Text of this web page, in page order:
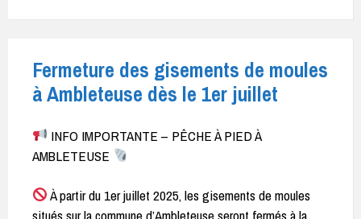
Fermeture des gisements de moules
à Ambleteuse dès le 1er juillet
INFO IMPORTANTE – PÊCHE À PIED À
AMBLETEUSE
À partir du 1er juillet 2025, les gisements de moules
situés sur la commune d’Ambleteuse seront fermés à la